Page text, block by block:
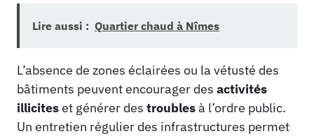
Lire aussi : Quartier chaud à Nîmes
L’absence de zones éclairées ou la vétusté des
bâtiments peuvent encourager des activités
illiciteset générer des troublesà l’ordre public.
Un entretien régulier des infrastructures permet